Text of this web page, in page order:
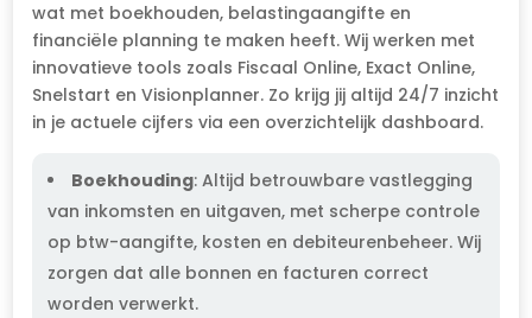
wat met boekhouden, belastingaangifte en
financiële planning te maken heeft. Wij werken met
innovatieve tools zoals Fiscaal Online, Exact Online,
Snelstart en Visionplanner. Zo krijg jij altijd 24/7 inzicht
in je actuele cijfers via een overzichtelijk dashboard.
Boekhouding: Altijd betrouwbare vastlegging
van inkomsten en uitgaven, met scherpe controle
op btw-aangifte, kosten en debiteurenbeheer. Wij
zorgen dat alle bonnen en facturen correct
worden verwerkt.